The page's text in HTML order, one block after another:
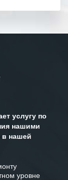
высокую
сложных
услугу по
нашими
в нашей
уровне